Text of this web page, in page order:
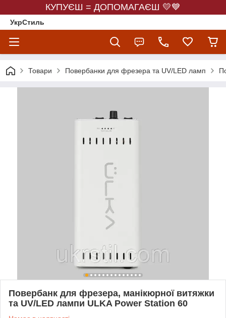
КУПУЄШ = ДОПОМАГАЄШ 💛💙
УкрСтиль
Товари Повербанки для фрезера та UV/LED ламп
Повербанк для фрезера, манікюрної витяжки
та UV/LED лампи ULKA Power Station 60